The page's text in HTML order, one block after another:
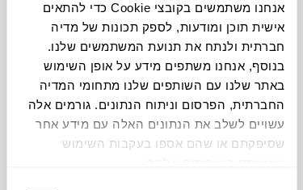
אנחנו משתמשים בקובצי Cookie כדי להתאים
אישית תוכן ומודעות, לספק תכונות של מדיה
חברתית ולנתח את תנועת המשתמשים שלנו.
בנוסף, אנחנו משתפים מידע על אופן השימוש
באתר שלנו עם השותפים שלנו מתחומי המדיה
החברתית, הפרסום וניתוח הנתונים. גורמים אלה
עשויים לשלב את הנתונים האלה עם מידע אחר
שסיפקתם או שהם אספו בעקבות השימוש
שטיחוני Coco Swirl של מותג העיצוב הדני
HAY יוצרים אווירה חמה, שמחה ומזמינה כבר
בכניסה לבית. עשויים מסיבי קוקוס טבעיים, הם
עמידים במיוחד ושומרים שהלכלוך יישאר בחוץ.
קליעת הצמה הייחודית מעניקה להם טקסטורה